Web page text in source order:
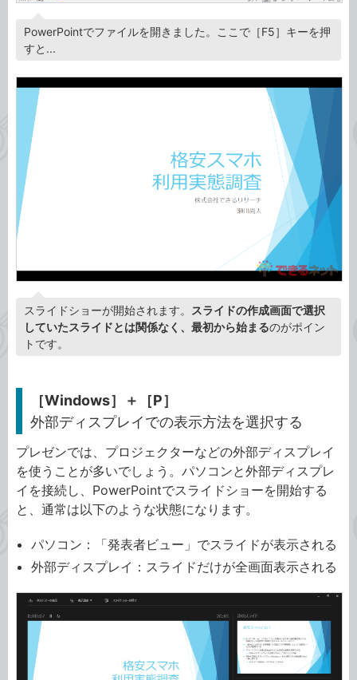
PowerPointでファイルを開きました。ここで［F5］キーを押
すと...
スライドショーが開始されます。
スライドの作成画面で選択
していたスライドとは関係なく、最初から始まるのがポイン
トです。
［Windows］＋［P］
外部ディスプレイでの表示方法を選択する
プレゼンでは、プロジェクターなどの外部ディスプレイ
を使うことが多いでしょう。パソコンと外部ディスプレ
イを接続し、PowerPointでスライドショーを開始する
と、通常は以下のような状態になります。
パソコン：「発表者ビュー」でスライドが表示される
外部ディスプレイ：スライドだけが全画面表示される